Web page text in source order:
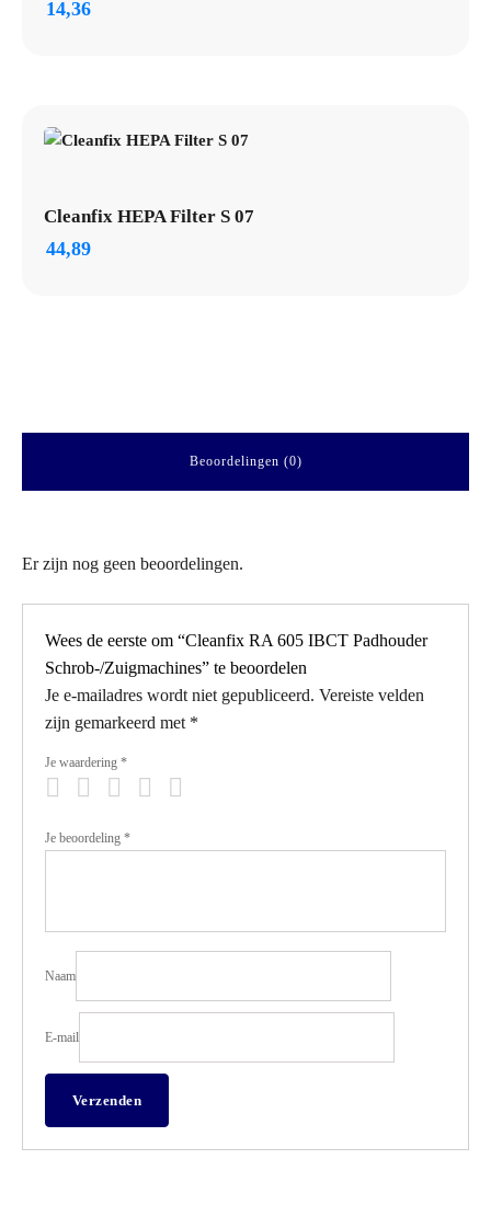
14,36
Cleanfix HEPA Filter S 07
44,89
Beoordelingen (0)
Er zijn nog geen beoordelingen.
Wees de eerste om “Cleanfix RA 605 IBCT Padhouder
Schrob-/Zuigmachines” te beoordelen
Je e-mailadres wordt niet gepubliceerd. Vereiste velden
zijn gemarkeerd met *
Je waardering *
Je beoordeling *
Naam
E-mail